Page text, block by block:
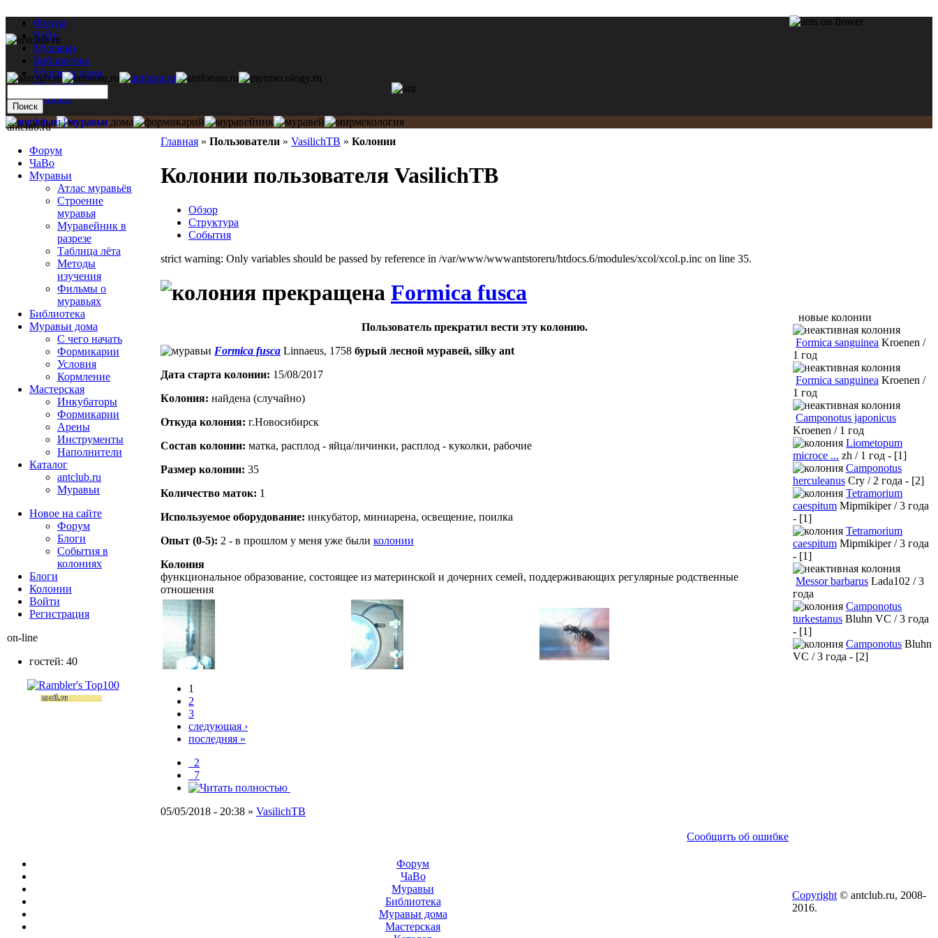
Форум
ЧаВо
Муравьи
Библиотека
Муравьи дома
Мастерская
Каталог
Главная » Пользователи » VasilichТВ » Колонии
Колонии пользователя VasilichТВ
Обзор
Структура
События
strict warning: Only variables should be passed by reference in /var/www/wwwantstoreru/htdocs.6/modules/xcol/xcol.p.inc on line 35.
Formica fusca
Пользователь прекратил вести эту колонию.
Formica fusca Linnaeus, 1758 бурый лесной муравей, silky ant
Дата старта кoлонии: 15/08/2017
Кoлония: найдена (случайно)
Откуда кoлония: г.Новосибирск
Состав кoлонии: матка, расплод - яйца/личинки, расплод - куколки, рабочие
Размер кoлонии: 35
Количество маток: 1
Используемое оборудование: инкубатор, миниарена, освещение, поилка
Опыт (0-5): 2 - в прошлом у меня уже были колонии
Колония
функциональное образование, состоящее из материнской и дочерних семей, поддерживающих регулярные родственные
отношения
1
2
3
следующая ›
последняя »
_2
_7
05/05/2018 - 20:38 » VasilichТВ
Сообщить об ошибке
antclub.ru
Форум
ЧаВо
Муравьи
Атлас муравьёв
Строение
муравья
Муравейник в
разрезе
Таблица лёта
Методы
изучения
Фильмы о
муравьях
Библиотека
Муравьи дома
С чего начать
Формикарии
Условия
Кормление
Мастерская
Инкубаторы
Формикарии
Арены
Инструменты
Наполнители
Каталог
antclub.ru
Муравьи
Новое на сайте
Форум
Блоги
События в
колониях
Блоги
Колонии
Войти
Peгиcтpaция
on-line
гостей: 40
новые колонии
Formica sanguinea Kroenen /
1 год
Formica sanguinea Kroenen /
1 год
Camponotus japonicus
Kroenen / 1 год
Liometopum
microce ... zh / 1 год - [1]
Camponotus
herculeanus Cry / 2 года - [2]
Tetramorium
caespitum Mipmikiper / 3 года
- [1]
Tetramorium
caespitum Mipmikiper / 3 года
- [1]
Messor barbarus Lada102 / 3
года
Camponotus
turkestanus Bluhn VC / 3 года
- [1]
Camponotus Bluhn
VC / 3 года - [2]
Форум
ЧаВо
Муравьи
Библиотека
Муравьи дома
Мастерская
Copyright © antclub.ru, 2008-
2016.